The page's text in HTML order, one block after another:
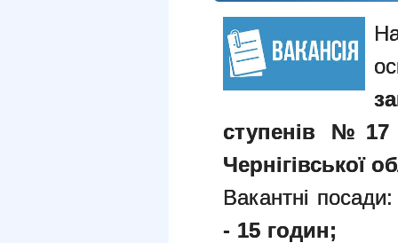
ступенів №17
Чернігівської
Вакантні
- 15 годин;